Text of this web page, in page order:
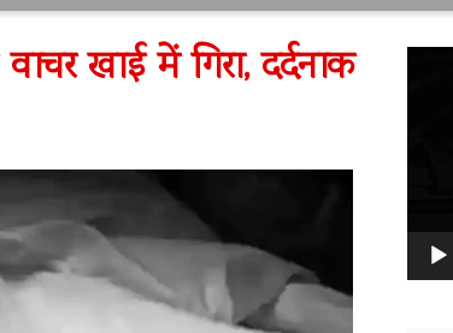
खाई में गिरा, दर्दनाक